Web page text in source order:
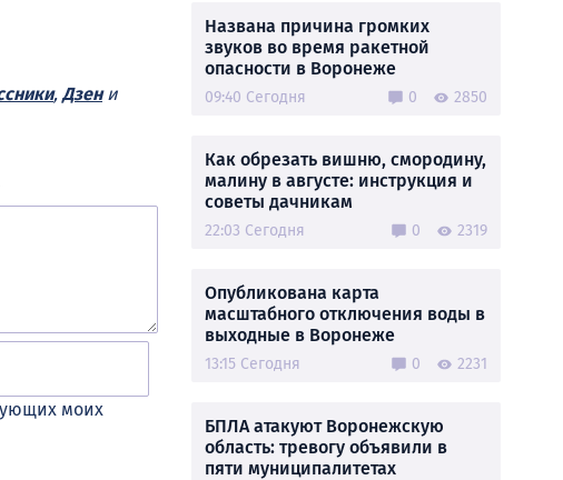
, Дзени
моих
Названа причина громких
звуков во время ракетной
опасности в Воронеже
09:40 Сегодня 0 2850
Как обрезать вишню, смородину,
малину в августе: инструкция и
советы дачникам
22:03 Сегодня 0 2319
Опубликована карта
масштабного отключения воды в
выходные в Воронеже
13:15 Сегодня 0 2231
БПЛА атакуют Воронежскую
область: тревогу объявили в
пяти муниципалитетах